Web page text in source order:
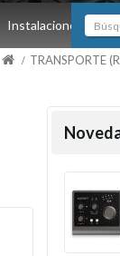
Instalaciones
TRANSPORTE